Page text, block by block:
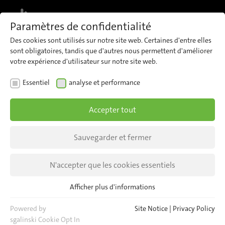
Rhein-Neckar-Verkehr-
GmbH (rnv)
Rhein-Neckar-Verkehr-GmbH (rnv), dont le siège
métro léger, de tramway et d'autobus à
Mannheim, Heidelberg ainsi qu’à Ludwigshafen,
Paramètres de confidentialité
Des cookies sont utilisés sur notre site web. Certaines d'entre elles
sont obligatoires, tandis que d'autres nous permettent d'améliorer
votre expérience d'utilisateur sur notre site web.
Essentiel analyse et performance
Accepter tout
Sauvegarder et fermer
N'accepter que les cookies essentiels
Les cookies essentiels sont nécessaires pour les fonctions de
base du site web. Cela permet de garantir le bon
Afficher plus d'informations
Powered by
sgalinski Cookie Opt In
Site Notice | Privacy Policy